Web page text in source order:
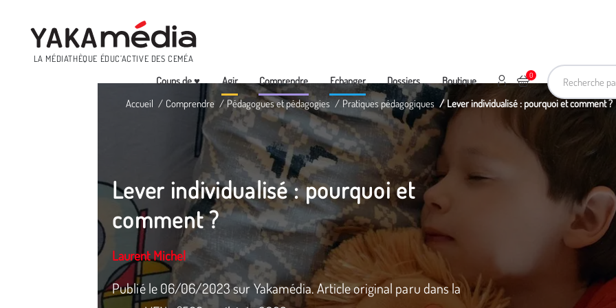
LA MÉDIATHÈQUE ÉDUC’ACTIVE DES CEMÉA
Recherche
Menu
Coups de ♥ Agir Comprendre Echanger Dossiers Boutique 0
Ajouter au panier
Mon compte
Accueil Comprendre Pédagogues et pédagogies Pratiques pédagogiques Lever individualisé : pourquoi et comment ?
Lever individualisé : pourquoi et
comment ?
Laurent Michel
Publié le 06/06/2023 sur Yakamédia. Article original paru dans la